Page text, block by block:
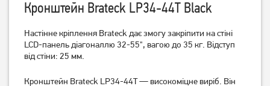
Кронштейн ITech PB2T Кронштейн ITech PB4T
Кронштейн Brateck LP34-44T Black
Настінне кріплення Brateck дає змогу закріпити на стіні
LCD-панель діагоналлю 32-55", вагою до 35 кг. Відступ
від стіни: 25 мм.
Кронштейн Brateck LP34-44T — високоміцне виріб. Він